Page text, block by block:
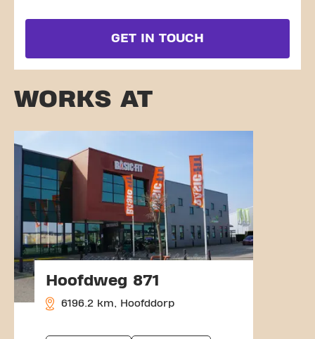
GET IN TOUCH
WORKS AT
Hoofdweg 871
6196.2 km, Hoofddorp